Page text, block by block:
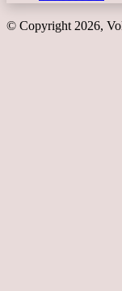
© Copyright 2026,